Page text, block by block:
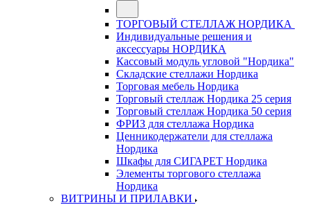
ТОРГОВЫЙ СТЕЛЛАЖ НОРДИКА
Индивидуальные решения и
аксессуары НОРДИКА
Кассовый модуль угловой "Нордика"
Складские стеллажи Нордика
Торговая мебель Нордика
Торговый стеллаж Нордика 25 серия
Торговый стеллаж Нордика 50 серия
ФРИЗ для стеллажа Нордика
Ценникодержатели для стеллажа
Нордика
Шкафы для СИГАРЕТ Нордика
Элементы торгового стеллажа
Нордика
ВИТРИНЫ И ПРИЛАВКИ